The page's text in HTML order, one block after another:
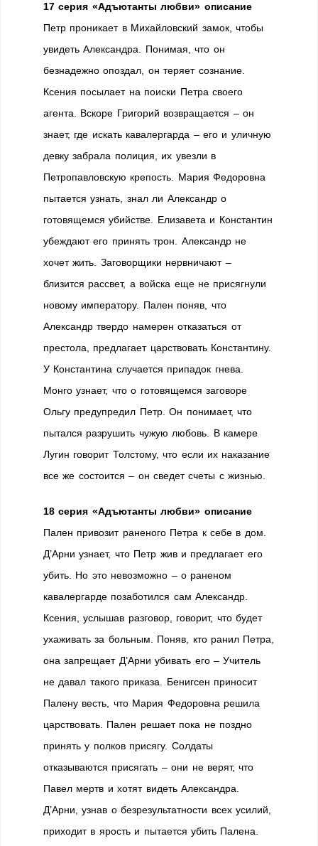
17 серия «Адъютанты любви» описание
Петр проникает в Михайловский замок, чтобы
увидеть Александра. Понимая, что он
безнадежно опоздал, он теряет сознание.
Ксения посылает на поиски Петра своего
агента. Вскоре Григорий возвращается – он
знает, где искать кавалергарда – его и уличную
девку забрала полиция, их увезли в
Петропавловскую крепость. Мария Федоровна
пытается узнать, знал ли Александр о
готовящемся убийстве. Елизавета и Константин
убеждают его принять трон. Александр не
хочет жить. Заговорщики нервничают –
близится рассвет, а войска еще не присягнули
новому императору. Пален поняв, что
Александр твердо намерен отказаться от
престола, предлагает царствовать Константину.
У Константина случается припадок гнева.
Монго узнает, что о готовящемся заговоре
Ольгу предупредил Петр. Он понимает, что
пытался разрушить чужую любовь. В камере
Лугин говорит Толстому, что если их наказание
все же состоится – он сведет счеты с жизнью.
18 серия «Адъютанты любви» описание
Пален привозит раненого Петра к себе в дом.
Д’Арни узнает, что Петр жив и предлагает его
убить. Но это невозможно – о раненом
кавалергарде позаботился сам Александр.
Ксения, услышав разговор, говорит, что будет
ухаживать за больным. Поняв, кто ранил Петра,
она запрещает Д’Арни убивать его – Учитель
не давал такого приказа. Бенигсен приносит
Палену весть, что Мария Федоровна решила
царствовать. Пален решает пока не поздно
принять у полков присягу. Солдаты
отказываются присягать – они не верят, что
Павел мертв и хотят видеть Александра.
Д’Арни, узнав о безрезультатности всех усилий,
приходит в ярость и пытается убить Палена.